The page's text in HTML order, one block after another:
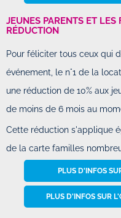
JEUNES PARENTS ET
RÉDUCTION
Pour féliciter tous ceux qui
événement, le n°1 de la
une réduction de 10% aux
de moins de 6 mois au
Cette réduction s'applique
de la carte familles
PLUS D'INFOS
PLUS D'INFOS SUR